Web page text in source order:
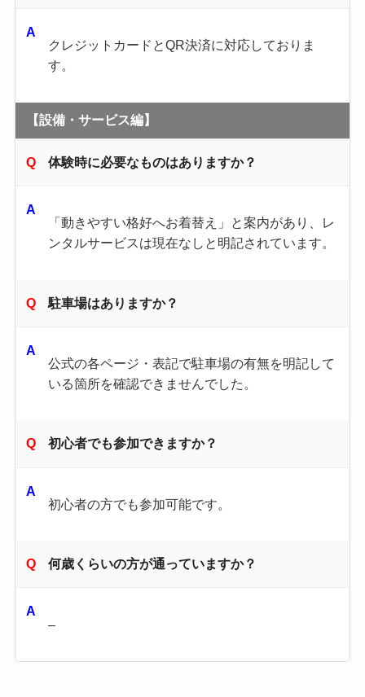
クレジットカードとQR決済に対応しておりま
す。
【設備・サービス編】
体験時に必要なものはありますか？
「動きやすい格好へお着替え」と案内があり、レ
ンタルサービスは現在なしと明記されています。
駐車場はありますか？
公式の各ページ・表記で駐車場の有無を明記して
いる箇所を確認できませんでした。
初心者でも参加できますか？
初心者の方でも参加可能です。
何歳くらいの方が通っていますか？
–